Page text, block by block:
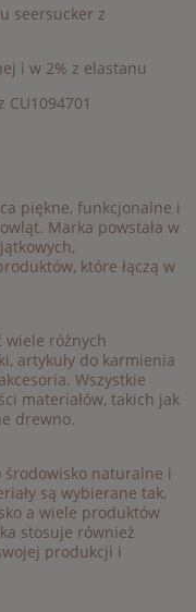
seersucker z
i w 2% z elastanu
CU1094701
piękne, funkcjonalne i
Marka powstała w
które łączą w
wiele różnych
artykuły do karmienia
Wszystkie
materiałów, takich jak
drewno.
środowisko naturalne i
są wybierane tak,
a wiele produktów
stosuje również
produkcji i